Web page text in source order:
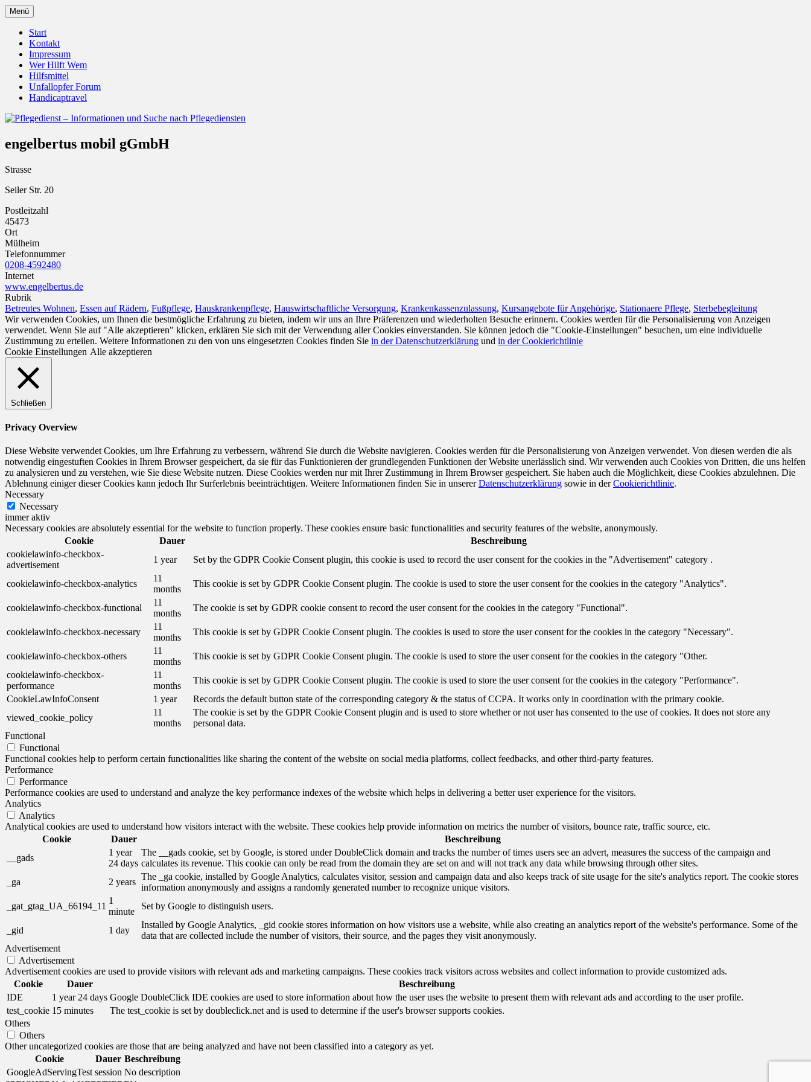
Zum
Inhalt
springen
Pflegedienst – Informationen und Suche nach Pflegediensten
Menü
Start
Kontakt
Impressum
Wer Hilft Wem
Hilfsmittel
Unfallopfer Forum
Handicaptravel
engelbertus mobil gGmbH
Strasse
Seiler Str. 20
Postleitzahl
45473
Ort
Mülheim
Telefonnummer
0208-4592480
Internet
www.engelbertus.de
Rubrik
Betreutes Wohnen, Essen auf Rädern, Fußpflege, Hauskrankenpflege, Hauswirtschaftliche Versorgung, Krankenkassenzulassung, Kursangebote für Angehörige, Stationaere Pflege, Sterbebegleitung
Wir verwenden Cookies, um Ihnen die bestmögliche Erfahrung zu bieten, indem wir uns an Ihre Präferenzen und wiederholten Besuche erinnern. Cookies werden für die Personalisierung von Anzeigen
verwendet. Wenn Sie auf "Alle akzeptieren" klicken, erklären Sie sich mit der Verwendung aller Cookies einverstanden. Sie können jedoch die "Cookie-Einstellungen" besuchen, um eine individuelle
Zustimmung zu erteilen. Weitere Informationen zu den von uns eingesetzten Cookies finden Sie in der Datenschutzerklärung und in der Cookierichtlinie
Cookie Einstellungen Alle akzeptieren
Schließen
Privacy Overview
Diese Website verwendet Cookies, um Ihre Erfahrung zu verbessern, während Sie durch die Website navigieren. Cookies werden für die Personalisierung von Anzeigen verwendet. Von diesen werden die als
notwendig eingestuften Cookies in Ihrem Browser gespeichert, da sie für das Funktionieren der grundlegenden Funktionen der Website unerlässlich sind. Wir verwenden auch Cookies von Dritten, die uns helfen
zu analysieren und zu verstehen, wie Sie diese Website nutzen. Diese Cookies werden nur mit Ihrer Zustimmung in Ihrem Browser gespeichert. Sie haben auch die Möglichkeit, diese Cookies abzulehnen. Die
Ablehnung einiger dieser Cookies kann jedoch Ihr Surferlebnis beeinträchtigen. Weitere Informationen finden Sie in unsererDatenschutzerklärung sowie in derCookierichtlinie.
Necessary
Necessary
immer aktiv
Necessary cookies are absolutely essential for the website to function properly. These cookies ensure basic functionalities and security features of the website, anonymously.
Cookie
Dauer
Beschreibung
cookielawinfo-checkbox-
advertisement
1 year Set by the GDPR Cookie Consent plugin, this cookie is used to record the user consent for the cookies in the "Advertisement" category .
cookielawinfo-checkbox-analytics
11
months
This cookie is set by GDPR Cookie Consent plugin. The cookie is used to store the user consent for the cookies in the category "Analytics".
cookielawinfo-checkbox-functional
11
months
The cookie is set by GDPR cookie consent to record the user consent for the cookies in the category "Functional".
cookielawinfo-checkbox-necessary
11
months
This cookie is set by GDPR Cookie Consent plugin. The cookies is used to store the user consent for the cookies in the category "Necessary".
cookielawinfo-checkbox-others
11
months
This cookie is set by GDPR Cookie Consent plugin. The cookie is used to store the user consent for the cookies in the category "Other.
cookielawinfo-checkbox-
performance
11
months
This cookie is set by GDPR Cookie Consent plugin. The cookie is used to store the user consent for the cookies in the category "Performance".
CookieLawInfoConsent
1 year
Records the default button state of the corresponding category & the status of CCPA. It works only in coordination with the primary cookie.
viewed_cookie_policy
11
months
The cookie is set by the GDPR Cookie Consent plugin and is used to store whether or not user has consented to the use of cookies. It does not store any
personal data.
Functional
Functional
Functional cookies help to perform certain functionalities like sharing the content of the website on social media platforms, collect feedbacks, and other third-party features.
Performance
Performance
Performance cookies are used to understand and analyze the key performance indexes of the website which helps in delivering a better user experience for the visitors.
Analytics
Analytics
Analytical cookies are used to understand how visitors interact with the website. These cookies help provide information on metrics the number of visitors, bounce rate, traffic source, etc.
Cookie
Dauer
Beschreibung
__gads
1 year
24 days
The __gads cookie, set by Google, is stored under DoubleClick domain and tracks the number of times users see an advert, measures the success of the campaign and
calculates its revenue. This cookie can only be read from the domain they are set on and will not track any data while browsing through other sites.
_ga
2 years
The _ga cookie, installed by Google Analytics, calculates visitor, session and campaign data and also keeps track of site usage for the site's analytics report. The cookie stores
information anonymously and assigns a randomly generated number to recognize unique visitors.
_gat_gtag_UA_66194_11
1
minute
Set by Google to distinguish users.
_gid 1 day
Installed by Google Analytics, _gid cookie stores information on how visitors use a website, while also creating an analytics report of the website's performance. Some of the
data that are collected include the number of visitors, their source, and the pages they visit anonymously.
Advertisement
Advertisement
Advertisement cookies are used to provide visitors with relevant ads and marketing campaigns. These cookies track visitors across websites and collect information to provide customized ads.
Cookie
Dauer
Beschreibung
IDE
1 year 24 days Google DoubleClick IDE cookies are used to store information about how the user uses the website to present them with relevant ads and according to the user profile.
test_cookie 15 minutes
The test_cookie is set by doubleclick.net and is used to determine if the user's browser supports cookies.
Others
Others
Other uncategorized cookies are those that are being analyzed and have not been classified into a category as yet.
Cookie
Dauer Beschreibung
GoogleAdServingTest session No description